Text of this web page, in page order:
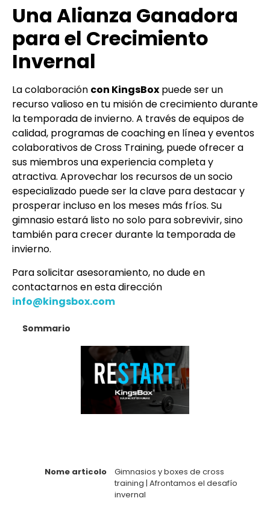
Una Alianza Ganadora
para el Crecimiento
Invernal
La colaboración con KingsBox puede ser un
recurso valioso en tu misión de crecimiento durante
la temporada de invierno. A través de equipos de
calidad, programas de coaching en línea y eventos
colaborativos de Cross Training, puede ofrecer a
sus miembros una experiencia completa y
atractiva. Aprovechar los recursos de un socio
especializado puede ser la clave para destacar y
prosperar incluso en los meses más fríos. Su
gimnasio estará listo no solo para sobrevivir, sino
también para crecer durante la temporada de
invierno.
Para solicitar asesoramiento, no dude en
contactarnos en esta dirección
info@kingsbox.com
Sommario
Nome articolo
Gimnasios y boxes de cross
training | Afrontamos el desafío
invernal